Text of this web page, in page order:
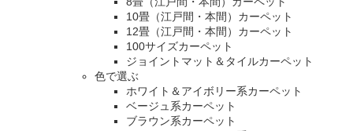
10畳（江戸間・本間）カーペット
12畳（江戸間・本間）カーペット
100サイズカーペット
ジョイントマット＆タイルカーペット
色で選ぶ
ホワイト＆アイボリー系カーペット
ベージュ系カーペット
ブラウン系カーペット